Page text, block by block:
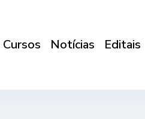
Cursos Notícias Editais